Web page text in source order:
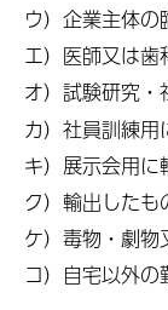
ウ）企業主体
エ）医師又は
オ）試験研究
カ）社員訓練用
キ）展示会用に
ク）輸出したも
ケ）毒物・劇
コ）自宅以外